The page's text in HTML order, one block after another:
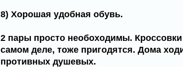
8) Хорошая удобная обувь.
2 пары просто необоходимы.
самом деле, тоже пригодятся. Дома
противных душевых.